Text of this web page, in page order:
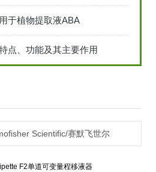
于植物提取液ABA
点、功能及其主要作用
Scientific/赛默飞世尔
F2单道可变量程移液器